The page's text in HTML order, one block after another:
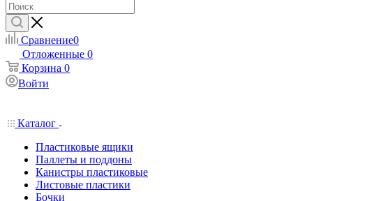
Сравнение0
Отложенные 0
Корзина 0
Войти
Каталог
Пластиковые ящики
Паллеты и поддоны
Канистры пластиковые
Листовые пластики
Бочки